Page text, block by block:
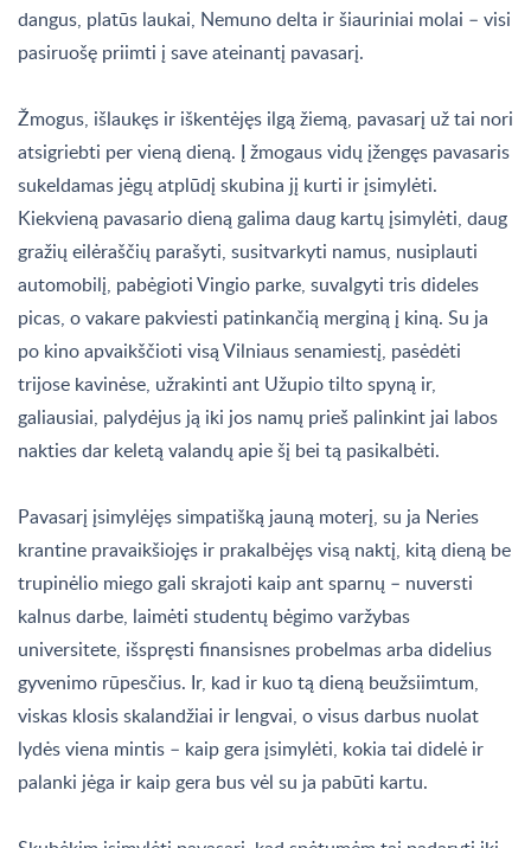
dangus, platūs laukai, Nemuno delta ir šiauriniai molai – visi
pasiruošę priimti į save ateinantį pavasarį.
Žmogus, išlaukęs ir iškentėjęs ilgą žiemą, pavasarį už tai nori
atsigriebti per vieną dieną. Į žmogaus vidų įžengęs pavasaris
sukeldamas jėgų atplūdį skubina jį kurti ir įsimylėti.
Kiekvieną pavasario dieną galima daug kartų įsimylėti, daug
gražių eilėraščių parašyti, susitvarkyti namus, nusiplauti
automobilį, pabėgioti Vingio parke, suvalgyti tris dideles
picas, o vakare pakviesti patinkančią merginą į kiną. Su ja
po kino apvaikščioti visą Vilniaus senamiestį, pasėdėti
trijose kavinėse, užrakinti ant Užupio tilto spyną ir,
galiausiai, palydėjus ją iki jos namų prieš palinkint jai labos
nakties dar keletą valandų apie šį bei tą pasikalbėti.
Pavasarį įsimylėjęs simpatišką jauną moterį, su ja Neries
krantine pravaikšiojęs ir prakalbėjęs visą naktį, kitą dieną be
trupinėlio miego gali skrajoti kaip ant sparnų – nuversti
kalnus darbe, laimėti studentų bėgimo varžybas
universitete, išspręsti finansisnes probelmas arba didelius
gyvenimo rūpesčius. Ir, kad ir kuo tą dieną beužsiimtum,
viskas klosis skalandžiai ir lengvai, o visus darbus nuolat
lydės viena mintis – kaip gera įsimylėti, kokia tai didelė ir
palanki jėga ir kaip gera bus vėl su ja pabūti kartu.